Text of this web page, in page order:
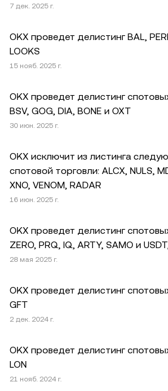
7 дек. 2025 г.
OKX проведет делистинг BAL,
LOOKS
15 нояб. 2025 г.
OKX проведет делистинг
BSV, GOG, DIA, BONE и OXT
30 июн. 2025 г.
OKX исключит из листинга
спотовой торговли: ALCX, NULS,
XNO, VENOM, RADAR
16 июн. 2025 г.
OKX проведет делистинг
ZERO, PRQ, IQ, ARTY, SAMO и
28 мая 2025 г.
OKX проведет делистинг
GFT
2 дек. 2024 г.
OKX проведет делистинг
LON
21 нояб. 2024 г.